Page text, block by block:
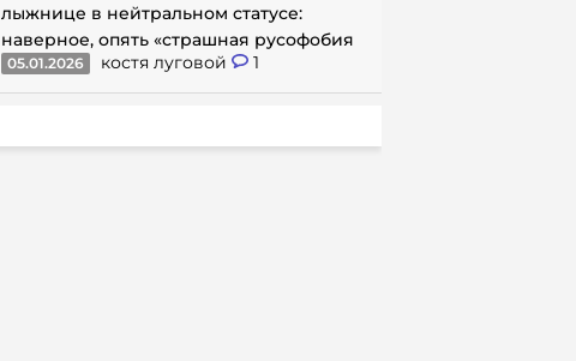
лыжнице в нейтральном статусе:
наверное, опять «страшная русофобия
05.01.2026 костя луговой 1